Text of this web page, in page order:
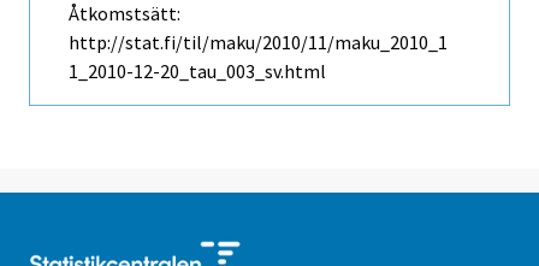
Åtkomstsätt:
http://stat.fi/til/maku/2010/11/maku_2010_1
1_2010-12-20_tau_003_sv.html